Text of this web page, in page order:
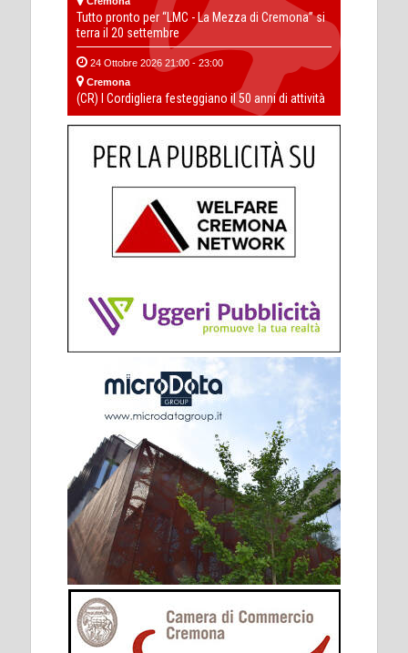
Tutto pronto per “LMC - La Mezza di Cremona” si
terra il 20 settembre
24 Ottobre 2026 21:00 - 23:00
Cremona
(CR) I Cordigliera festeggiano il 50 anni di attività